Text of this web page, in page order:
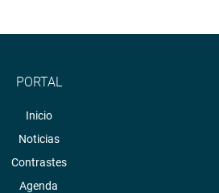
PORTAL
Inicio
Noticias
Contrastes
Agenda